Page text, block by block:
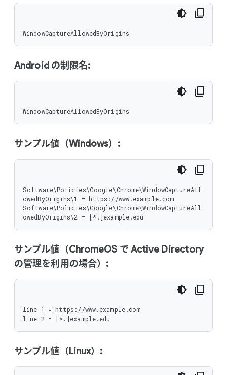
WindowCaptureAllowedByOrigins
Android の制限名:
WindowCaptureAllowedByOrigins
サンプル値（Windows）:
Software\Policies\Google\Chrome\WindowCaptureAll
owedByOrigins\1 = https://www.example.com
Software\Policies\Google\Chrome\WindowCaptureAll
owedByOrigins\2 = [*.]example.edu
サンプル値（ChromeOS で Active Directory
の管理を利用の場合）:
line 1 = https://www.example.com
line 2 = [*.]example.edu
サンプル値（Linux）: